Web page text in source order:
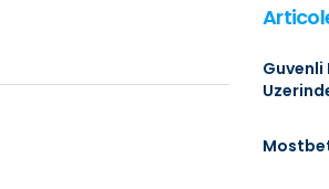
Guvenli